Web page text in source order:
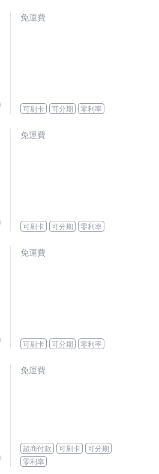
免運費
可刷卡 可分期 零利率
免運費
可刷卡 可分期 零利率
免運費
可刷卡 可分期 零利率
免運費
超商付款 可刷卡
可分期
零利率